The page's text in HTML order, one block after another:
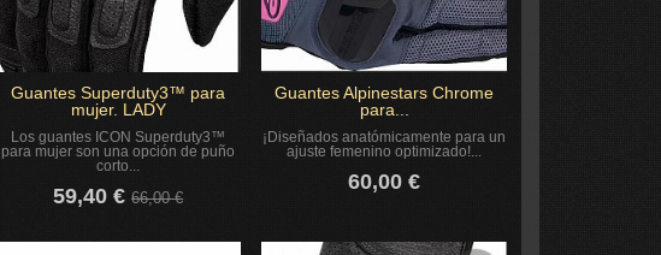
Guantes Superduty3™ para
mujer. LADY
Los guantes ICON Superduty3™
para mujer son una opción de puño
corto...
59,40 €66,00 €
Guantes Alpinestars Chrome
para...
¡Diseñados anatómicamente para un
ajuste femenino optimizado!...
60,00 €